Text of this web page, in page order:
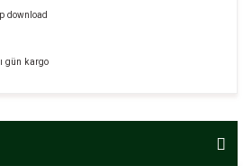
gün kargo